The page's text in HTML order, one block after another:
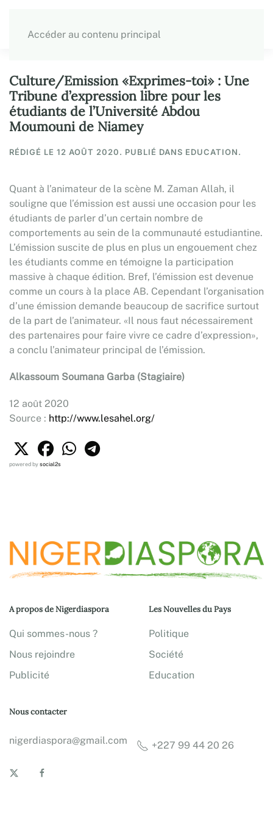
Accéder au contenu principal
Culture/Emission «Exprimes-toi» : Une
Tribune d’expression libre pour les
étudiants de l’Université Abdou
Moumouni de Niamey
RÉDIGÉ LE 12 AOÛT 2020. PUBLIÉ DANS EDUCATION.
Quant à l’animateur de la scène M. Zaman Allah, il
souligne que l’émission est aussi une occasion pour les
étudiants de parler d’un certain nombre de
comportements au sein de la communauté estudiantine.
L’émission suscite de plus en plus un engouement chez
les étudiants comme en témoigne la participation
massive à chaque édition. Bref, l’émission est devenue
comme un cours à la place AB. Cependant l’organisation
d’une émission demande beaucoup de sacrifice surtout
de la part de l’animateur. «Il nous faut nécessairement
des partenaires pour faire vivre ce cadre d’expression»,
a conclu l’animateur principal de l’émission.
Alkassoum Soumana Garba (Stagiaire)
12 août 2020
Source : http://www.lesahel.org/
powered bysocial2s
A propos de Nigerdiaspora
Qui sommes-nous ?
Nous rejoindre
Publicité
Les Nouvelles du Pays
Politique
Société
Education
Nous contacter
nigerdiaspora@gmail.com +227 99 44 20 26